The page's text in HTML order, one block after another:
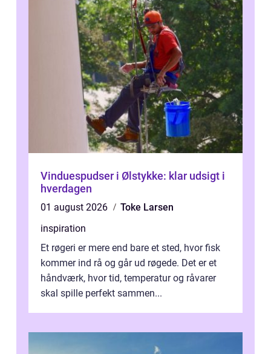
Vinduespudser i Ølstykke: klar udsigt i
hverdagen
01 august 2026
Toke Larsen
inspiration
Et røgeri er mere end bare et sted, hvor fisk
kommer ind rå og går ud røgede. Det er et
håndværk, hvor tid, temperatur og råvarer
skal spille perfekt sammen...